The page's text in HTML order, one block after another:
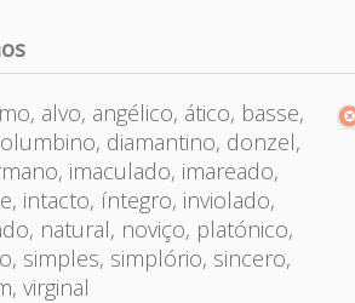
alvo, angélico, ático, basse,
diamantino, donzel,
imaculado, imareado,
intacto, íntegro, inviolado,
natural, noviço, platónico,
simples, simplório, sincero,
virginal